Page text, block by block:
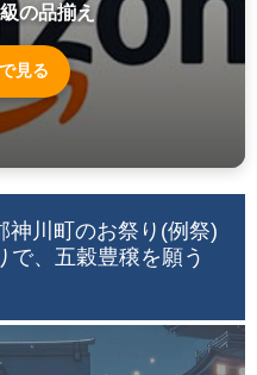
の品揃え
見る
神川町のお祭り(例祭)
で、五穀豊穣を願う